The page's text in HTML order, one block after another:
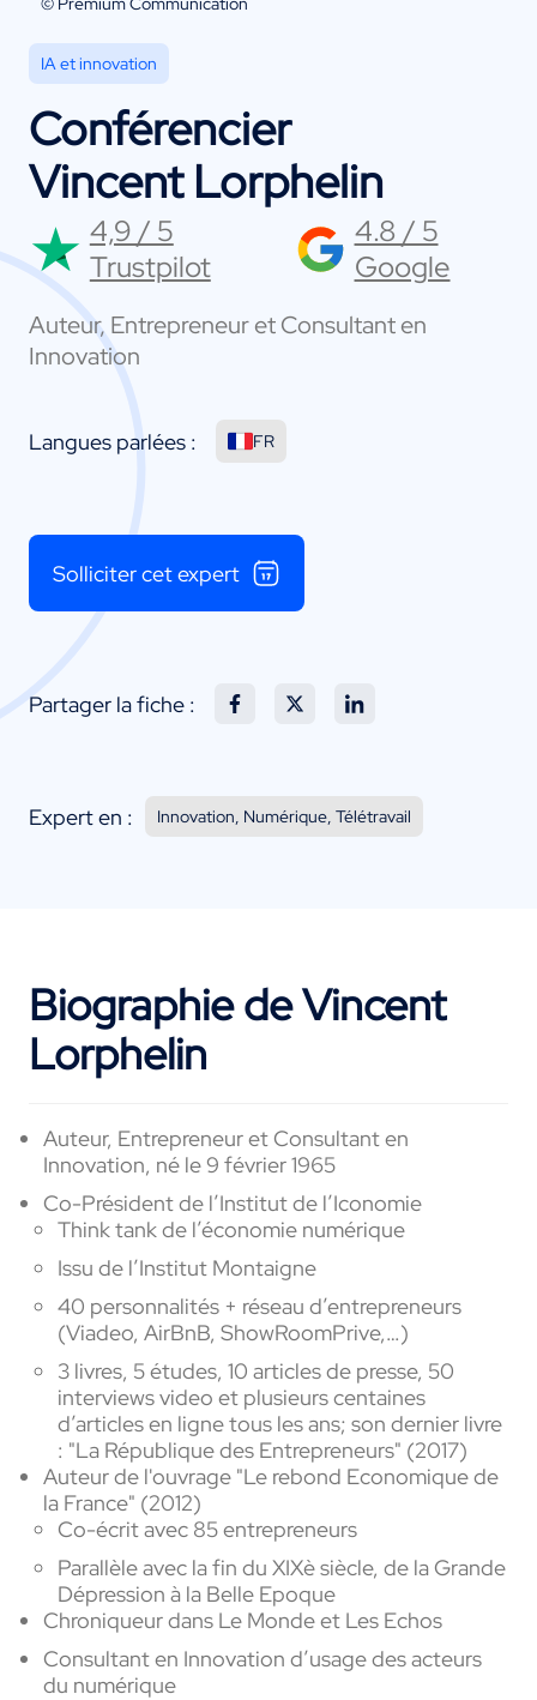
IA et innovation
Conférencier
Vincent Lorphelin
4,9 / 5
Trustpilot
4.8 / 5
Google
Auteur, Entrepreneur et Consultant en
Innovation
Langues parlées : FR
Solliciter cet expert
Partager la fiche :
Expert en : Innovation, Numérique, Télétravail
Biographie de Vincent
Lorphelin
Auteur, Entrepreneur et Consultant en
Innovation, né le 9 février 1965
Co-Président de l’Institut de l’Iconomie
Think tank de l’économie numérique
Issu de l’Institut Montaigne
40 personnalités + réseau d’entrepreneurs
(Viadeo, AirBnB, ShowRoomPrive,…)
3 livres, 5 études, 10 articles de presse, 50
interviews video et plusieurs centaines
d’articles en ligne tous les ans; son dernier livre
: "La République des Entrepreneurs" (2017)
Auteur de l'ouvrage "Le rebond Economique de
la France" (2012)
Co-écrit avec 85 entrepreneurs
Parallèle avec la fin du XIXè siècle, de la Grande
Dépression à la Belle Epoque
Chroniqueur dans Le Monde et Les Echos
Consultant en Innovation d’usage des acteurs
du numérique